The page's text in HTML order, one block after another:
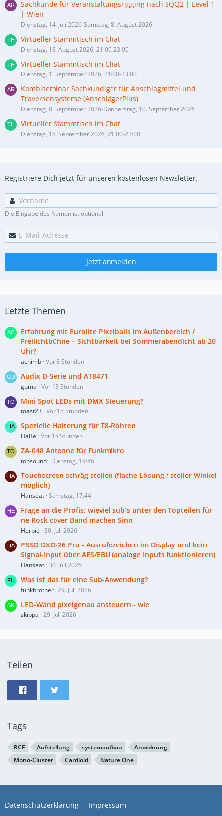
Sachkunde für Veranstaltungsrigging nach SQQ2 | Level 1
| Wien
Dienstag, 14. Juli 2026-Samstag, 8. August 2026
Virtueller Stammtisch im Chat
Dienstag, 18. August 2026, 21:00-23:00
Virtueller Stammtisch im Chat
Dienstag, 1. September 2026, 21:00-23:00
Kombiseminar Sachkundiger für Anschlagmittel und
Traversensysteme (AnschlägerPlus)
Dienstag, 8. September 2026-Donnerstag, 10. September 2026
Virtueller Stammtisch im Chat
Dienstag, 15. September 2026, 21:00-23:00
Registriere Dich jetzt für unseren kostenlosen Newsletter.
Die Eingabe des Namen ist optional.
Jetzt anmelden
Letzte Themen
Erfahrung mit Eurolite Pixelballs im Außenbereich /
Freilichtbühne – Sichtbarkeit bei Sommerabendicht ab 20
Uhr?
achimb Vor 8 Stunden
Audix D-Serie und AT8471
guma Vor 13 Stunden
Mini Spot LEDs mit DMX Steuerung?
toast23 Vor 15 Stunden
Spezielle Halterung für T8-Röhren
HaBe Vor 16 Stunden
ZA-048 Antenne für Funkmikro
tonsound Dienstag, 19:46
Touchscreen schräg stellen (flache Lösung / steiler Winkel
möglich)
Hanseat Samstag, 17:44
Frage an die Profis: wieviel sub´s unter den Topteilen für
ne Rock cover Band machen Sinn
Herbie 30. Juli 2026
PSSO DXO-26 Pro - Ausrufezeichen im Display und kein
Signal-Input über AES/EBU (analoge Inputs funktionieren)
Hanseat 30. Juli 2026
Was ist das für eine Sub-Anwendung?
funkbrother 29. Juli 2026
LED-Wand pixelgenau ansteuern - wie
skippa 29. Juli 2026
Teilen
Tags
RCF Aufstellung systemaufbau
Anordnung
Mono-Cluster
Cardioid Nature One
Datenschutzerklärung Impressum